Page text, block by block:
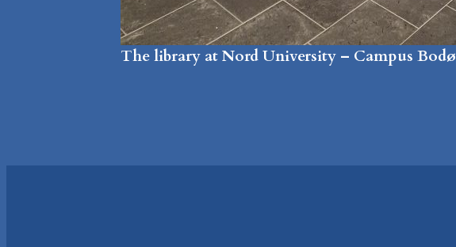
The library at Nord University – Campus Bodø